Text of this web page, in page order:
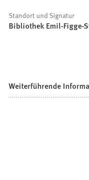
Standort und Signatur
Bibliothek Emil-Figge-
Weiterführende